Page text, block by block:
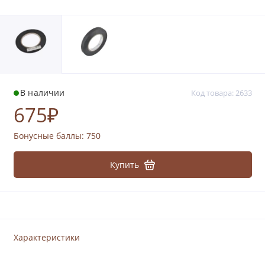
В наличии Код товара: 2633
675₽
Бонусные баллы: 750
Купить
Характеристики